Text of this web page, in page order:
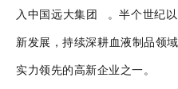
入 中国远大集团 。半个世纪
新发展，持续深耕血液制品领
实力领先的高新企业之一。